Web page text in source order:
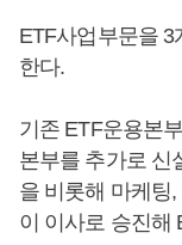
ETF사업부문을
한다.
기존 ETF운용본
본부를 추가로 신
을 비롯해 마케팅
이 이사로 승진해